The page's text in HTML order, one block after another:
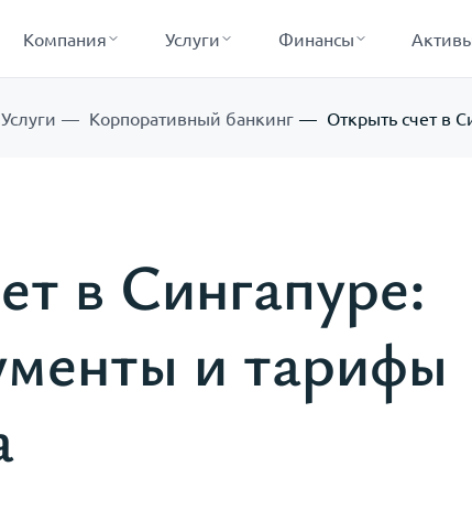
Компания Услуги Финансы
Услуги Корпоративный банкинг Открыть счет в
в Сингапуре:
и тарифы